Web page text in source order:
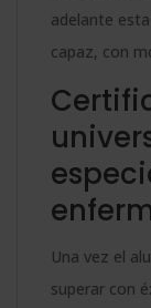
adelante
capaz, con
Una vez el
superar con